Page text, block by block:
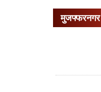
मुजफ्फरनगर